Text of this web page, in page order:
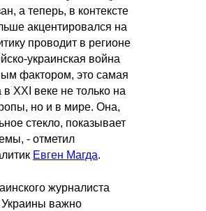
а теперь, в контексте
акцентировался на
проводит в регионе
украинская война
фактором, это самая
XXI веке не только на
но и в мире. Она,
стекло, показывает
- отметил
Евген Магда.
журналиста
Украины важно